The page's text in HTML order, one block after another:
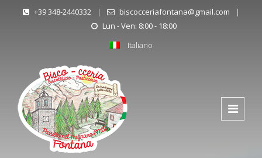
+39 348-2440332 | biscocceriafontana@gmail.com
|
Lun - Ven: 8:00 - 18:00
Italiano